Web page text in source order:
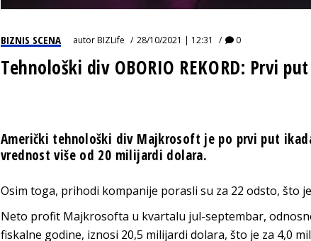
BIZNIS SCENA autorBIZLife 28/10/2021 | 12:31 0
Tehnološki div OBORIO REKORD: Prvi
Američki tehnološki divMajkrosoft je po prvi put
vrednost više od 20 milijardi dolara.
Osim toga, prihodi kompanije porasli su za 22 odsto, što
Neto profit Majkrosofta u kvartalu jul-septembar,
fiskalne godine, iznosi 20,5 milijardi dolara, što je za 4,0